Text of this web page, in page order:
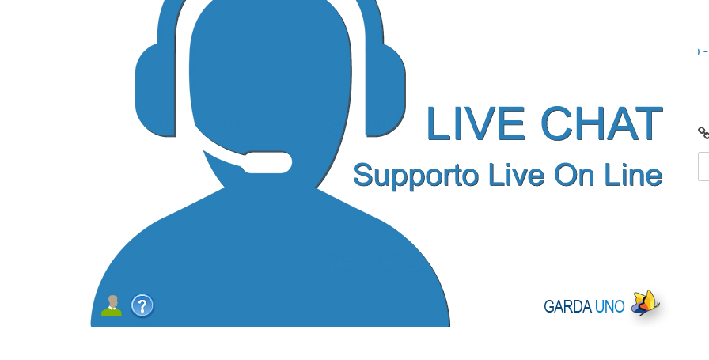
lunedì 05 gennaio 2026
Sono online gli ecocalendari 2026: scaricali e
fai la differenza, ogni giorno
Centro di Raccolta di Desenzano - via Giotto: